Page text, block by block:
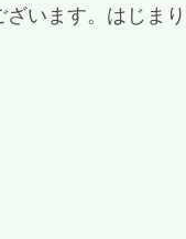
います。はじま